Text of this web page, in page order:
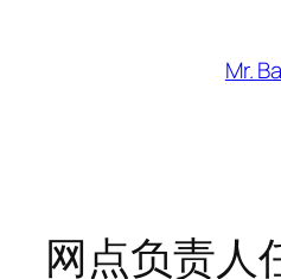
Mr.
网点负责人